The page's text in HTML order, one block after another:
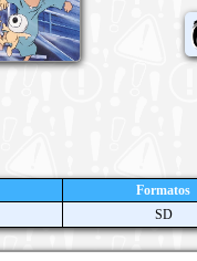
Formatos
SD